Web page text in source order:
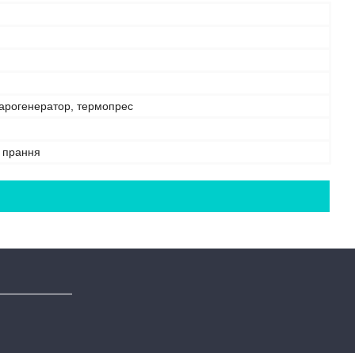
термопрес
прання